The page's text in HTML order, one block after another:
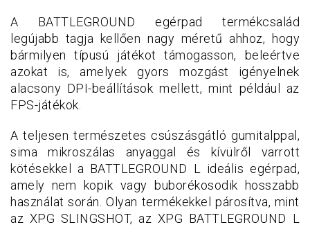
A BATTLEGROUND egérpad termékcsalád
legújabb tagja kellően nagy méretű ahhoz, hogy
bármilyen típusú játékot támogasson, beleértve
azokat is, amelyek gyors mozgást igényelnek
alacsony DPI-beállítások mellett, mint például az
FPS-játékok.
A teljesen természetes csúszásgátló gumitalppal,
sima mikroszálas anyaggal és kívülről varrott
kötésekkel a BATTLEGROUND L ideális egérpad,
amely nem kopik vagy buborékosodik hosszabb
használat során. Olyan termékekkel párosítva, mint
az XPG SLINGSHOT, az XPG BATTLEGROUND L